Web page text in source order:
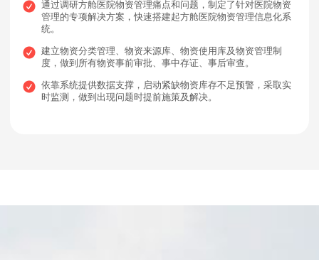
通过调研方舱医院物资管理痛点和问题，制定了针对医院物资
管理的专项解决方案，快速搭建起方舱医院物资管理信息化系
统。
建立物资分类管理、物资来源库、物资使用库及物资管理制
度，做到所有物资事前审批、事中存证、事后审查。
依靠系统提供数据支撑，启动紧缺物资库存不足预警，采取实
时监测，做到出现问题时提前施策及解决。